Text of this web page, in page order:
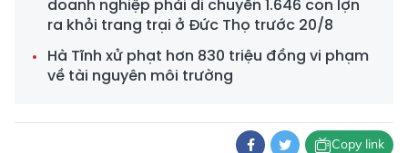
doanh nghiệp phải di chuyển 1.646 con lợn
ra khỏi trang trại ở Đức Thọ trước 20/8
Hà Tĩnh xử phạt hơn 830 triệu đồng vi phạm
về tài nguyên môi trường
Copy link